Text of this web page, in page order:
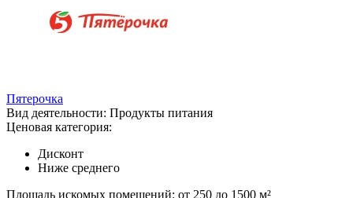
Пятерочка
Вид деятельности: Продукты питания
Ценовая категория:
Дисконт
Ниже среднего
Площадь искомых помещений: от 250 до 1500 м²